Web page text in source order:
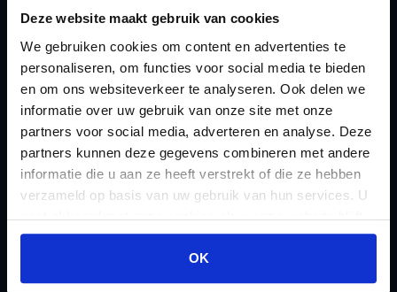
Deze website maakt gebruik van cookies
We gebruiken cookies om content en advertenties te
personaliseren, om functies voor social media te bieden
en om ons websiteverkeer te analyseren. Ook delen we
informatie over uw gebruik van onze site met onze
partners voor social media, adverteren en analyse. Deze
partners kunnen deze gegevens combineren met andere
informatie die u aan ze heeft verstrekt of die ze hebben
verzameld op basis van uw gebruik van hun services. U
gaat akkoord met onze cookies als u onze website blijft
gebruiken.
OK
Fiscale waardering
Flex BV oprichten of
omzetten
Geleidebiljet jaarstukken
2023
Geleidebiljet jaarstukken
2024
Geleidebiljet jaarstukken
Overgang naar
Stamrecht BV
Pensioen BV
Pensioen BV bij
overlijden
Pensioen BV en
echtscheiding